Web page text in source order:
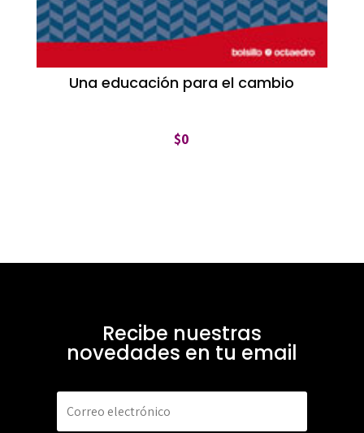
Una educación para el cambio
$0
Recibe nuestras
novedades en tu email